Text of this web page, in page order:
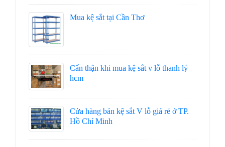
Mua kệ sắt tại Cần Thơ
Cẩn thận khi mua kệ sắt v lỗ thanh lý
hcm
Cửa hàng bán kệ sắt V lỗ giá rẻ ở TP.
Hồ Chí Minh